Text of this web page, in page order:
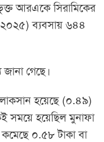
আরএকে সিরামিকের
২০২৫) ব্যবসায় ৬৪৪
গেছে।
হয়েছে (০.৪৯)
সময়ে হয়েছিল মুনাফা
০.৫৮ টাকা বা